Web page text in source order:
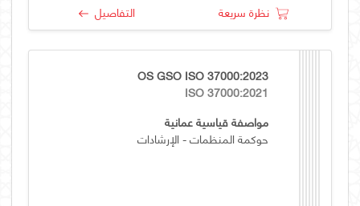
نظرة سريعة التفاصيل
OS GSO ISO 37000:2023
ISO 37000:2021
مواصفة قياسية عمانية
حوكمة المنظمات - الإرشادات